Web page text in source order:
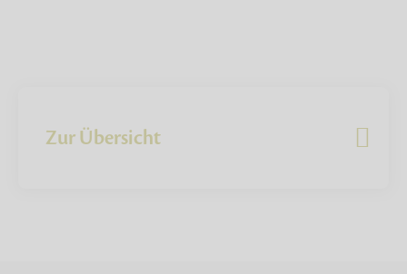
Zur Übersicht